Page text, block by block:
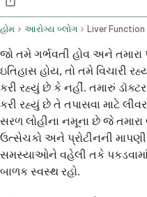
હોમ આરોગ્ય બ્લોગ
જો તમે ગર્ભવતી હોવ અને તમારા
ઇતિહાસ હોય, તો તમે વિચારી
કરી રહ્યું છે કે નહીં. તમારું
કરી રહ્યું છે તે તપાસવા માટે
સરળ લોહીના નમૂના છે જે તમારા
ઉત્સેચકો અને પ્રોટીનની
સમસ્યાઓને વહેલી તકે
બાળક સ્વસ્થ રહો.